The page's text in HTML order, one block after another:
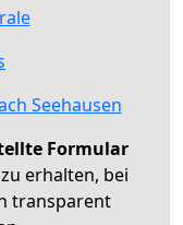
Seehausen
Formular
erhalten, bei
transparent